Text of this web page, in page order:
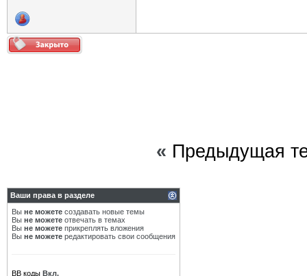
« Предыдущая
Ваши права в разделе
Вы не можете создавать новые темы
Вы не можете отвечать в темах
Вы не можете прикреплять вложения
Вы не можете редактировать свои сообщения
BB коды Вкл.